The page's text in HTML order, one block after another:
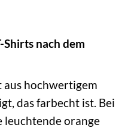
Shirts nach dem
aus hochwertigem
das farbecht ist. Bei
leuchtende orange